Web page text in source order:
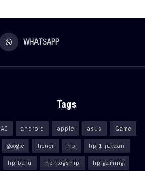
WHATSAPP
Tags
AI android apple asus Game
google honor hp hp 1 jutaan
hp baru hp flagship hp gaming